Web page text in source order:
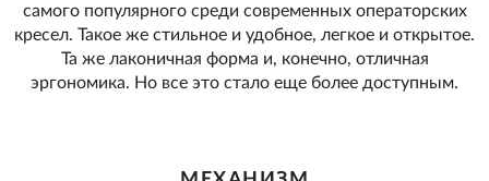
самого популярного среди современных операторских
кресел. Такое же стильное и удобное, легкое и открытое.
Та же лаконичная форма и, конечно, отличная
эргономика. Но все это стало еще более доступным.